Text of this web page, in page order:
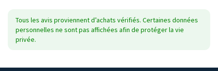
Tous les avis proviennent d’achats vérifiés. Certaines données
personnelles ne sont pas affichées afin de protéger la vie
privée.